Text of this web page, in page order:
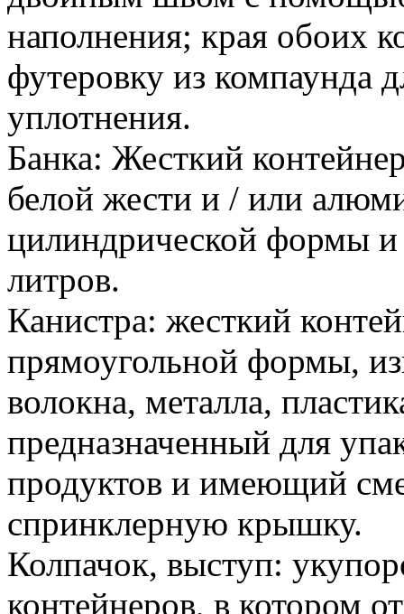
наполнения; края обоих
футеровку из компаунда
уплотнения.
Банка: Жесткий
белой жести и / или
цилиндрической формы и
литров.
Канистра: жесткий
прямоугольной формы,
волокна, металла,
предназначенный для
продуктов и имеющий
спринклерную крышку.
Колпачок, выступ:
контейнеров, в котором